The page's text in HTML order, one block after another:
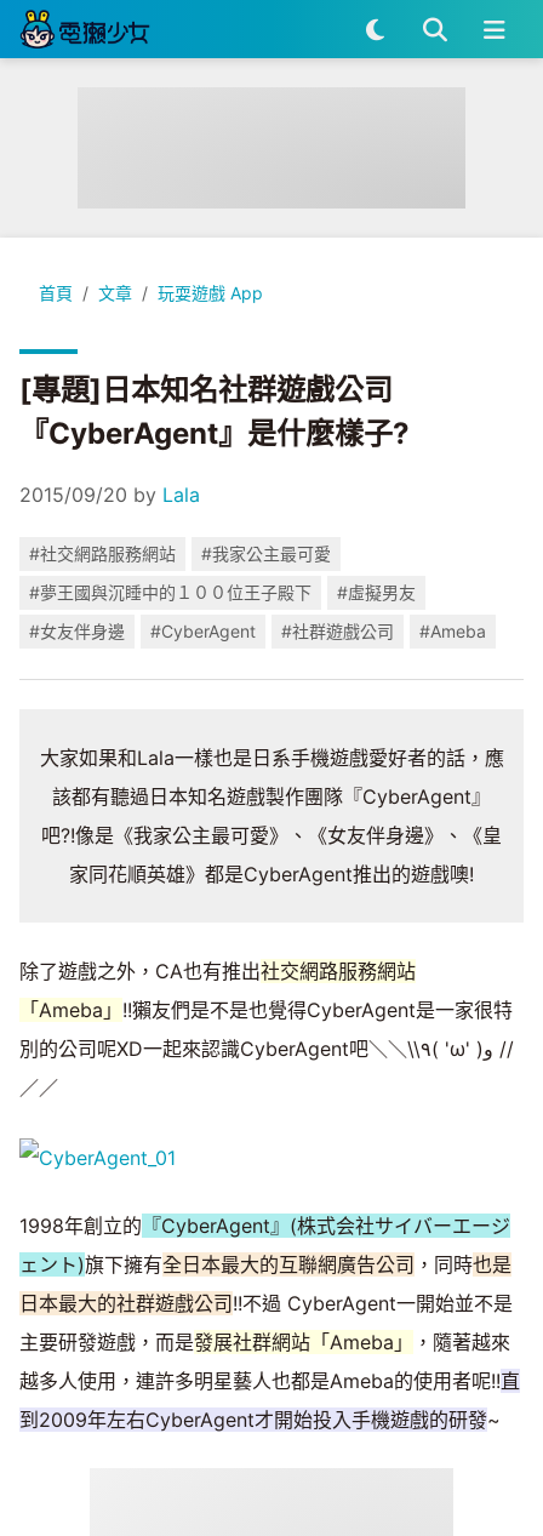
首頁 文章 玩耍遊戲 App
[專題]日本知名社群遊戲公司『CyberAgent』是什麼樣子?
[專題]日本知名社群遊戲公司
『CyberAgent』是什麼樣子?
2015/09/20 by Lala
#社交網路服務網站
#我家公主最可愛
#夢王國與沉睡中的１００位王子殿下
#虛擬男友
#女友伴身邊
#CyberAgent #社群遊戲公司 #Ameba
大家如果和Lala一樣也是日系手機遊戲愛好者的話，應
該都有聽過日本知名遊戲製作團隊『CyberAgent』
吧?!像是《我家公主最可愛》、《女友伴身邊》、《皇
家同花順英雄》都是CyberAgent推出的遊戲噢!
除了遊戲之外，CA也有推出社交網路服務網站
「Ameba」 !!獺友們是不是也覺得CyberAgent是一家很特
別的公司呢XD一起來認識CyberAgent吧＼＼\\٩( 'ω' )و //
／／
1998年創立的 『CyberAgent』(株式会社サイバーエージ
ェント)旗下擁有全日本最大的互聯網廣告公司 ，同時也是
日本最大的社群遊戲公司!!不過 CyberAgent一開始並不是
主要研發遊戲，而是發展社群網站「Ameba」
，隨著越來
越多人使用，連許多明星藝人也都是Ameba的使用者呢!!直
到2009年左右CyberAgent才開始投入手機遊戲的研發~